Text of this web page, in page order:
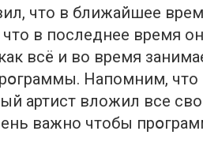
что в ближайшее
в последнее время
всё и во время
Напомним, что
артист вложил все
важно чтобы